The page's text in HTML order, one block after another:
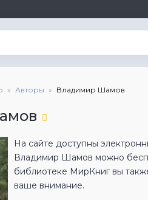
Авторы Владимир Шамов
На сайте доступны
Владимир Шамов можно
библиотеке МирКниг вы
ваше внимание.